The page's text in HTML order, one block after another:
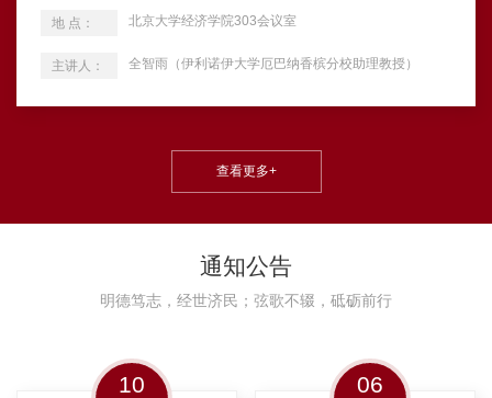
地 点： 北京大学经济学院303会议室
主讲人： 全智雨（伊利诺伊大学厄巴纳香槟分校助理教授）
查看更多+
通知公告
明德笃志，经世济民；弦歌不辍，砥砺前行
10 06